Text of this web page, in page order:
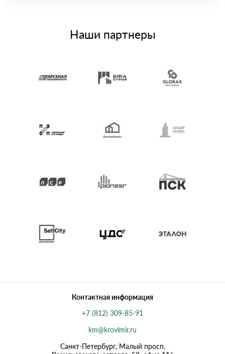
Наши партнеры
Контактная информация
+7 (812) 309-85-91
km@krovlmir.ru
Санкт-Петербург, Малый просп.